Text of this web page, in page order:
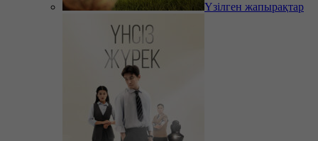
Үзілген жапырақтар